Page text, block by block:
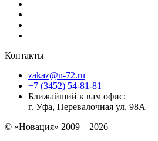
Контакты
zakaz@n-72.ru
+7 (3452) 54-81-81
Ближайший к вам офис:
г. Уфа, Перевалочная ул, 98А
© «Новация» 2009—2026